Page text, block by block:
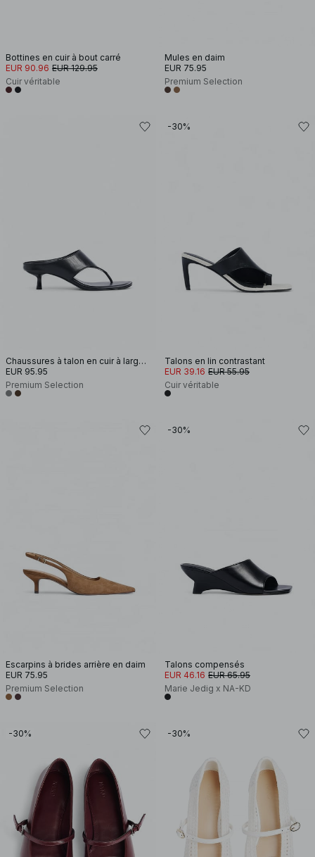
Bottines en cuir à bout carré
EUR 90.96 EUR 129.95
Cuir véritable
Mules en daim
EUR 75.95
Premium Selection
Chaussures à talon en cuir à larges lanières
EUR 95.95
Premium Selection
-30%
Talons en lin contrastant
EUR 39.16 EUR 55.95
Cuir véritable
Escarpins à brides arrière en daim
EUR 75.95
Premium Selection
-30%
Talons compensés
EUR 46.16 EUR 65.95
Marie Jedig x NA-KD
-30% -30%